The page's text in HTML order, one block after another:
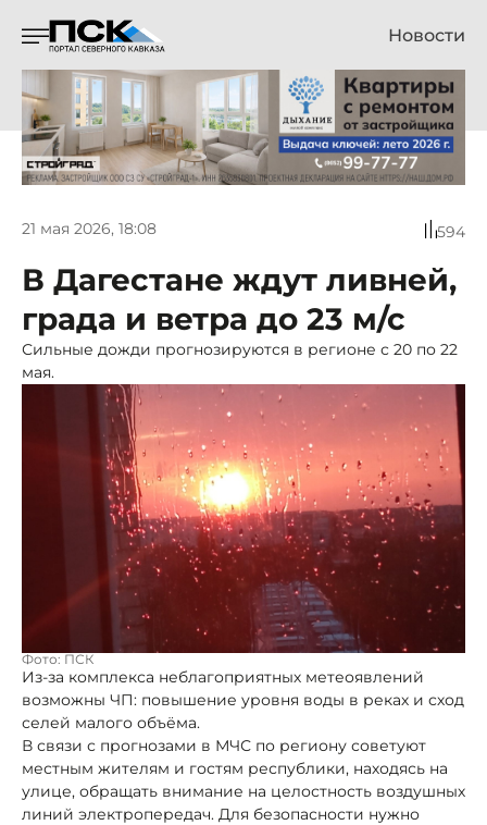
Новости
21 мая 2026, 18:08 594
В Дагестане ждут ливней,
града и ветра до 23 м/с
Сильные дожди прогнозируются в регионе с 20 по 22
мая.
Фото: ПСК
Из-за комплекса неблагоприятных метеоявлений
возможны ЧП: повышение уровня воды в реках и сход
селей малого объёма.
В связи с прогнозами в МЧС по региону советуют
местным жителям и гостям республики, находясь на
улице, обращать внимание на целостность воздушных
линий электропередач. Для безопасности нужно